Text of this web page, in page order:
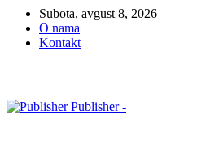
Subota, avgust 8, 2026
O nama
Kontakt
Publisher -